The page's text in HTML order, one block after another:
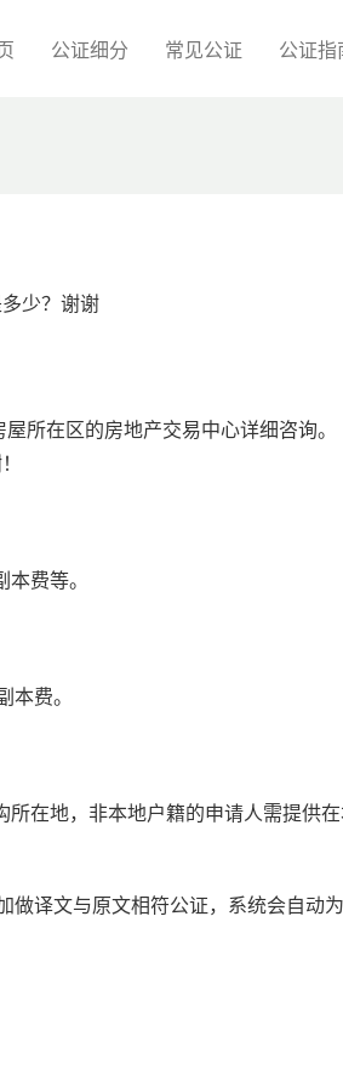
公证细分 常见公证 公证指
少？谢谢
所在区的房地产交易中心详细咨询。
费等。
费。
在地，非本地户籍的申请人需提供
做译文与原文相符公证，系统会自动